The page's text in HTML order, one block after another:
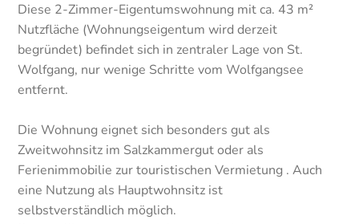
Diese 2-Zimmer-Eigentumswohnung mit ca. 43 m²
Nutzfläche (Wohnungseigentum wird derzeit
begründet) befindet sich in zentraler Lage von St.
Wolfgang, nur wenige Schritte vom Wolfgangsee
entfernt.
Die Wohnung eignet sich besonders gut als
Zweitwohnsitz im Salzkammergut oder als
Ferienimmobilie zur touristischen Vermietung . Auch
eine Nutzung als Hauptwohnsitz ist
selbstverständlich möglich.